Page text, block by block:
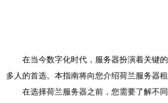
在当今数字化时代，服务器扮演着关键
多人的首选。本指南将向您介绍荷兰服务器
在选择荷兰服务器之前，您需要了解不